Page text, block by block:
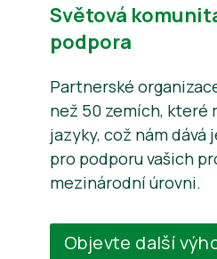
Světová
podpora
Partnerské
než 50 zemích, které
jazyky, což nám
pro podporu vašich
mezinárodní úrovni.
Objevte další